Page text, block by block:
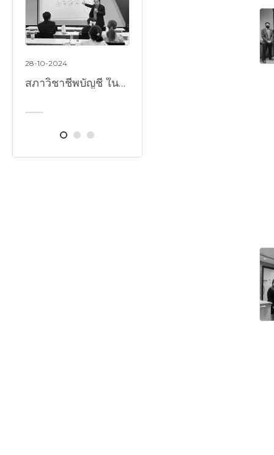
28-10-2024
สภาวิชาชีพบัญชี ในพระบรมราชูปถัมภ์ หลักสูตร ทำความเข้าใจการวัดมูลค่ายุติธรรมตาม TFRS 13 รุ่นที่ 2/67
25-06-